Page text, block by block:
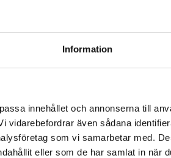
Information
innehållet och annonserna till
vidarebefordrar även sådana
som vi samarbetar med.
eller som de har samlat in när
till största delen trafikera Östersjön
fokus har legat på en energieffektiv
och tankvolymen är 20 300
tonnage, utan att skapa de mest
i ett pressmeddelande. Fure Vinga